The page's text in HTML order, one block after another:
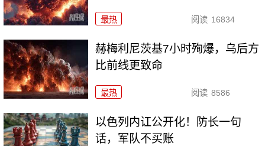
最热 阅读 16834
赫梅利尼茨基7小时殉爆，乌后方
比前线更致命
最热 阅读 8586
以色列内讧公开化！防长一句
话，军队不买账